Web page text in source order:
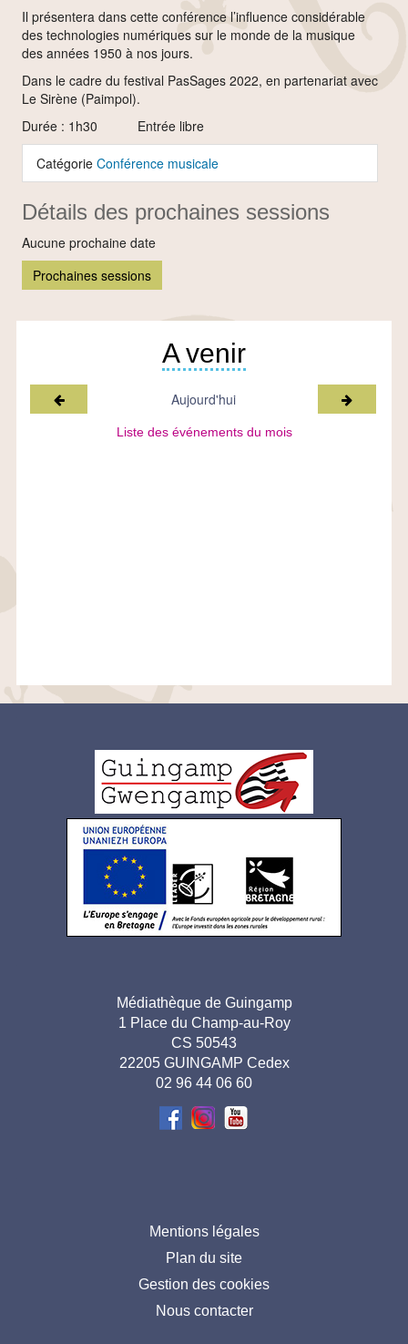
Il présentera dans cette conférence l’influence considérable
des technologies numériques sur le monde de la musique
des années 1950 à nos jours.
Dans le cadre du festival PasSages 2022, en partenariat avec
Le Sirène (Paimpol).
Durée : 1h30 Entrée libre
Catégorie Conférence musicale
Détails des prochaines sessions
Aucune prochaine date
Prochaines sessions
A venir
Mois précédent Aujourd'hui Mois
Liste des événements du mois
de
page
Adresse
pied de
Médiathèque de Guingamp
1 Place du Champ-au-Roy
CS 50543
22205 GUINGAMP Cedex
02 96 44 06 60
Mentions légales
Plan du site
Gestion des cookies
Nous contacter